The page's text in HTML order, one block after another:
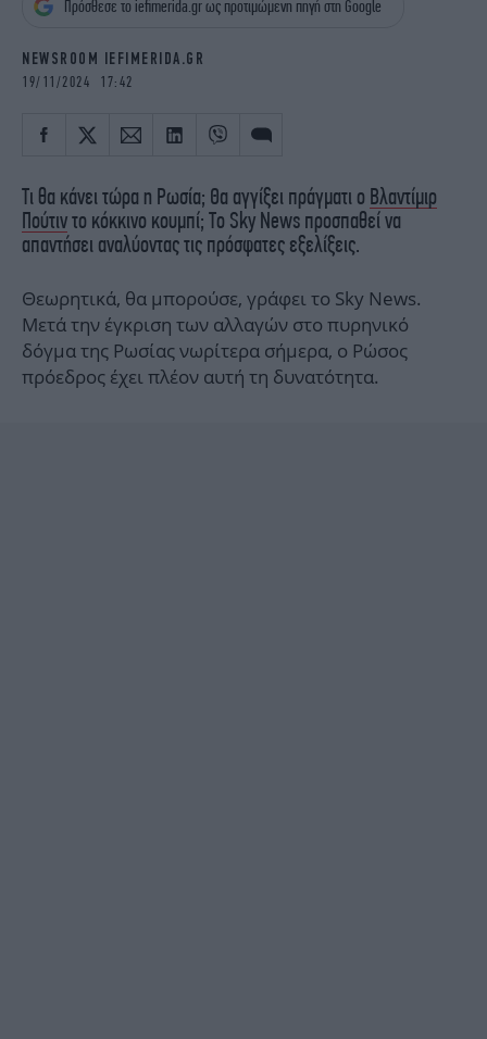
iBOOKS
ΖΩΔΙΑ
MEDIA
NEWSLETTER
Πρόσθεσε το iefimerida.gr ως προτιμώμενη πηγή στη Google
NEWSROOM IEFIMERIDA.GR
19/11/2024 17:42
Τι θα κάνει τώρα η Ρωσία; Θα αγγίξει πράγματι ο Βλαντίμιρ
Πούτιντο κόκκινο κουμπί; Το Sky News προσπαθεί να
απαντήσει αναλύοντας τις πρόσφατες εξελίξεις.
Θεωρητικά, θα μπορούσε, γράφει το Sky News.
Μετά την έγκριση των αλλαγών στο πυρηνικό
δόγμα της Ρωσίας νωρίτερα σήμερα, ο Ρώσος
πρόεδρος έχει πλέον αυτή τη δυνατότητα.